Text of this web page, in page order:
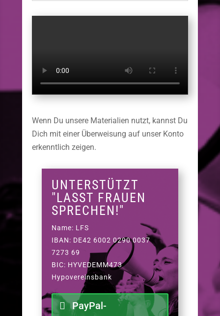
Wenn Du unsere Materialien nutzt, kannst Du
Dich mit einer Überweisung auf unser Konto
erkenntlich zeigen.
UNTERSTÜTZT
"LASST FRAUEN
SPRECHEN!"
Name: LFS
IBAN: DE42 6002 0290 0037
7273 69
BIC: HYVEDEMM473
Hypovereinsbank
PayPal-